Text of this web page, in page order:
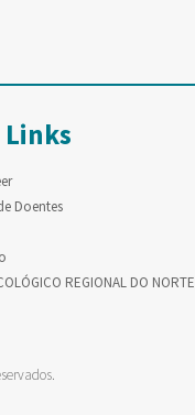
Doentes
REGIONAL DO NORTE